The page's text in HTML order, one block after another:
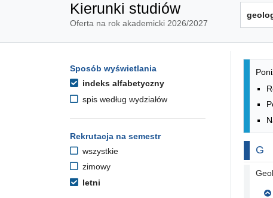
Kierunki studiów
Oferta na rok akademicki 2026/2027
Opcje filtrowania kierunków
Przejdź do listy kierunków
Sposób wyświetlania
indeks alfabetyczny
spis według wydziałów
Rekrutacja na semestr
wszystkie
zimowy
letni
Na
G